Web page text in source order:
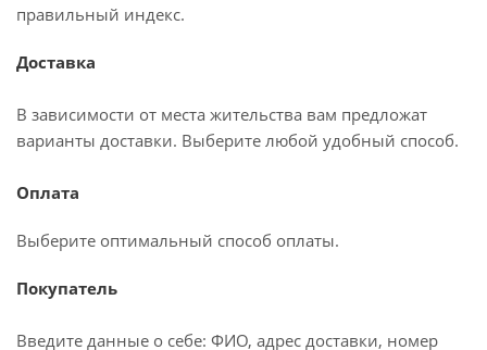
правильный индекс.
Доставка
В зависимости от места жительства вам предложат
варианты доставки. Выберите любой удобный способ.
Оплата
Выберите оптимальный способ оплаты.
Покупатель
Введите данные о себе: ФИО, адрес доставки, номер